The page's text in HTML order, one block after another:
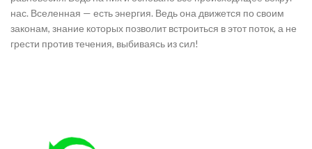
нас. Вселенная — есть энергия. Ведь она движется по своим
законам, знание которых позволит встроиться в этот поток, а не
грести против течения, выбиваясь из сил!